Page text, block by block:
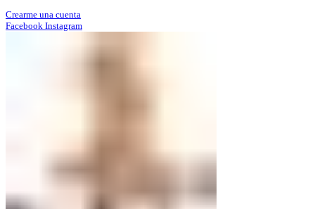
Crearme una cuenta
Facebook Instagram